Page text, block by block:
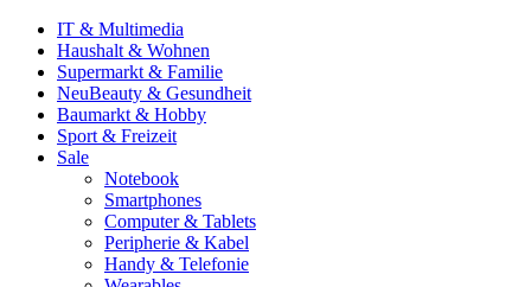
IT & Multimedia
Haushalt & Wohnen
Supermarkt & Familie
NeuBeauty & Gesundheit
Baumarkt & Hobby
Sport & Freizeit
Sale
Notebook
Smartphones
Computer & Tablets
Peripherie & Kabel
Handy & Telefonie